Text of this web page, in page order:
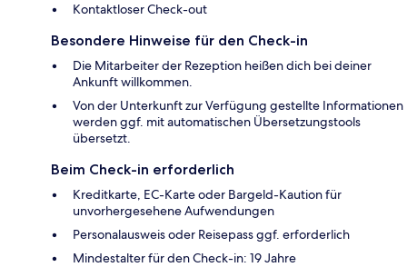
Kontaktloser Check-out
Besondere Hinweise für den Check-in
Die Mitarbeiter der Rezeption heißen dich bei deiner
Ankunft willkommen.
Von der Unterkunft zur Verfügung gestellte Informationen
werden ggf. mit automatischen Übersetzungstools
übersetzt.
Beim Check-in erforderlich
Kreditkarte, EC-Karte oder Bargeld-Kaution für
unvorhergesehene Aufwendungen
Personalausweis oder Reisepass ggf. erforderlich
Mindestalter für den Check-in: 19 Jahre